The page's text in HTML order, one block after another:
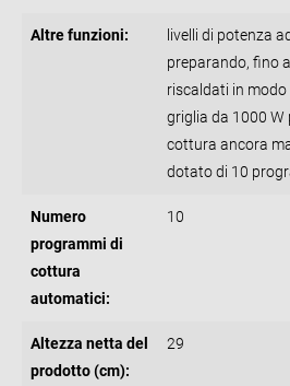
Altre funzioni:
livelli di potenza
preparando, fino
riscaldati in modo
griglia da 1000 W
cottura ancora
dotato di 10
Numero
programmi di
cottura
automatici:
10
Altezza netta del
prodotto (cm):
29